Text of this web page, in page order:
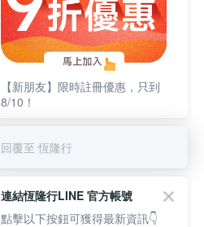
【新朋友】限時註冊優惠，只到
8/10！
回覆至 恆隆行
連結恆隆行LINE 官方帳號
點擊以下按鈕可獲得最新資訊👇